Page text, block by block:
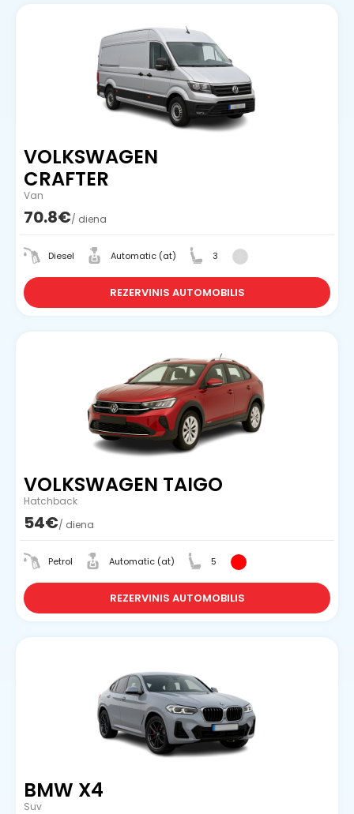
VOLKSWAGEN
CRAFTER
Van
70.8€/ diena
Diesel Automatic (at) 3
REZERVINIS AUTOMOBILIS
VOLKSWAGEN TAIGO
Hatchback
54€/ diena
Petrol Automatic (at) 5
REZERVINIS AUTOMOBILIS
BMW X4
Suv